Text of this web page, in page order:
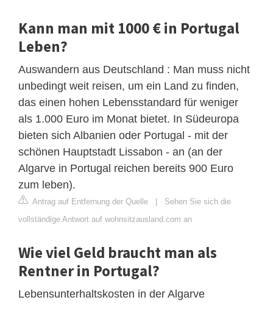
Kann man mit 1000 € in Portugal
Leben?
Auswandern aus Deutschland : Man muss nicht
unbedingt weit reisen, um ein Land zu finden,
das einen hohen Lebensstandard für weniger
als 1.000 Euro im Monat bietet. In Südeuropa
bieten sich Albanien oder Portugal - mit der
schönen Hauptstadt Lissabon - an (an der
Algarve in Portugal reichen bereits 900 Euro
zum leben).
Antrag auf Entfernung der Quelle | Sehen Sie sich die
vollständige Antwort auf wohnsitzausland.com an
Wie viel Geld braucht man als
Rentner in Portugal?
Lebensunterhaltskosten in der Algarve